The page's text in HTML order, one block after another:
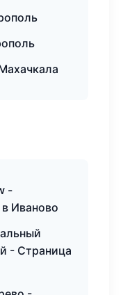
-
Иваново
- Страница